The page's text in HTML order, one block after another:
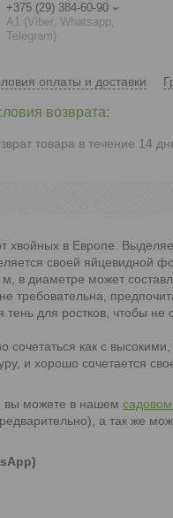
+375 (29) 384-60-90
А1 (Viber, Whatsapp,
Telegram)
оплаты и доставки
товара в течение 14
хвойных в Европе.
своей яйцевидной
м, в диаметре может
требовательна,
для ростков, чтобы
как с
и хорошо сочетается
вы можете в нашем
а так же